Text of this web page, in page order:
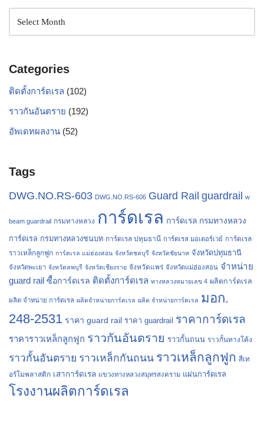
Categories
ติดตั้งการ์ดเรล (102)
ราวกันอันตราย (192)
อัพเดทผลงาน (52)
Tags
DWG.NO.RS-603 DWG.NO.RS-606 Guard Rail guardrail w
beam guardrail กรมทางหลวง การ์ดเรล การ์ดเรล กรมทางหลวง
การ์ดเรล กรมทางหลวงชนบท การ์ดเรล ปทุมธานี การ์ดเรล มอเตอร์เวย์ การ์ดเรล
ราวเหล็กลูกฟูก การ์ดเรล แม่ฮ่องสอน จังหวัดชลบุรี จังหวัดชัยนาท จังหวัดปทุมธานี
จังหวัดพะเยา จังหวัดลพบุรี จังหวัดเชียงราย จังหวัดแพร่ จังหวัดแม่ฮ่องสอน จำหน่าย
guard rail ซื้อการ์ดเรล ติดตั้งการ์ดเรล ทางหลวงหมายเลข 4 ผลิตการ์ดเรล
ผลิต จำหน่าย การ์ดเรล ผลิตจำหน่ายการ์ดเรล ผลิต จำหน่ายการ์ดเรล มอก.
248-2531 ราคา guard rail ราคา guardrail ราคาการ์ดเรล
ราคาราวเหล็กลูกฟูก ราวกันอันตราย ราวกั้นถนน ราวกั้นทางโค้ง
ราวกั้นอันตราย ราวเหล็กกันถนน ราวเหล็กลูกฟูก สีเท
อร์โมพลาสติก เสาการ์ดเรล แขวงทางหลวงสมุทรสงคราม แผ่นการ์ดเรล
โรงงานผลิตการ์ดเรล